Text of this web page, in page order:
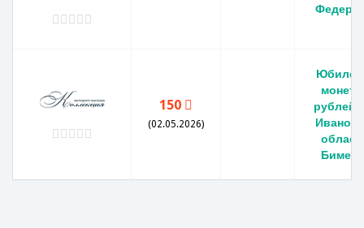
150
(02.05.2026)
монета
рублей